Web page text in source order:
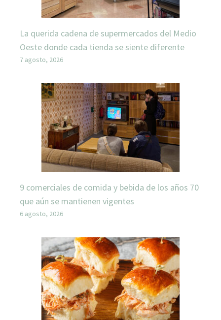
La querida cadena de supermercados del Medio
Oeste donde cada tienda se siente diferente
7 agosto, 2026
9 comerciales de comida y bebida de los años 70
que aún se mantienen vigentes
6 agosto, 2026